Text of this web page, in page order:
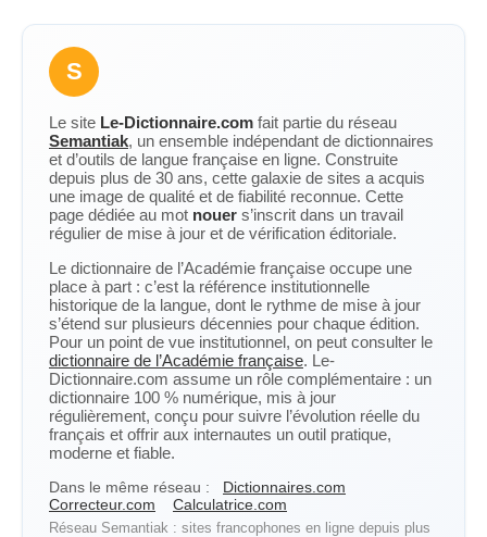
S
Le site Le-Dictionnaire.com fait partie du réseau
Semantiak, un ensemble indépendant de dictionnaires
et d’outils de langue française en ligne. Construite
depuis plus de 30 ans, cette galaxie de sites a acquis
une image de qualité et de fiabilité reconnue. Cette
page dédiée au mot nouer s’inscrit dans un travail
régulier de mise à jour et de vérification éditoriale.
Le dictionnaire de l’Académie française occupe une
place à part : c’est la référence institutionnelle
historique de la langue, dont le rythme de mise à jour
s’étend sur plusieurs décennies pour chaque édition.
Pour un point de vue institutionnel, on peut consulter le
dictionnaire de l’Académie française. Le-
Dictionnaire.com assume un rôle complémentaire : un
dictionnaire 100 % numérique, mis à jour
régulièrement, conçu pour suivre l’évolution réelle du
français et offrir aux internautes un outil pratique,
moderne et fiable.
Dans le même réseau :
Dictionnaires.com
Correcteur.com
Calculatrice.com
Réseau Semantiak : sites francophones en ligne depuis plus